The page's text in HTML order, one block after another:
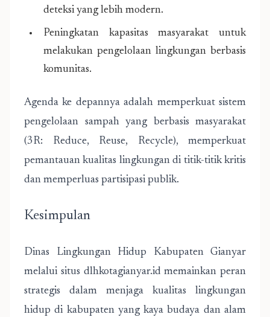
deteksi yang lebih modern.
Peningkatan kapasitas masyarakat untuk
melakukan pengelolaan lingkungan berbasis
komunitas.
Agenda ke depannya adalah memperkuat sistem
pengelolaan sampah yang berbasis masyarakat
(3R: Reduce, Reuse, Recycle), memperkuat
pemantauan kualitas lingkungan di titik-titik kritis
dan memperluas partisipasi publik.
Kesimpulan
Dinas Lingkungan Hidup Kabupaten Gianyar
melalui situs dlhkotagianyar.id memainkan peran
strategis dalam menjaga kualitas lingkungan
hidup di kabupaten yang kaya budaya dan alam